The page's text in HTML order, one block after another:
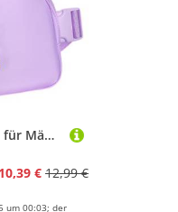
ONETOALL Geschenke für Mädchen 10 11 12 Jahre, Bauchtasche Kinder mit Buchstaben, Verstellbare Sling Bag Damen, Teenager Personalisierte Geschenkidee für Geburtstag Kindertag
10,39 € 12,99 €
um 00:03; der